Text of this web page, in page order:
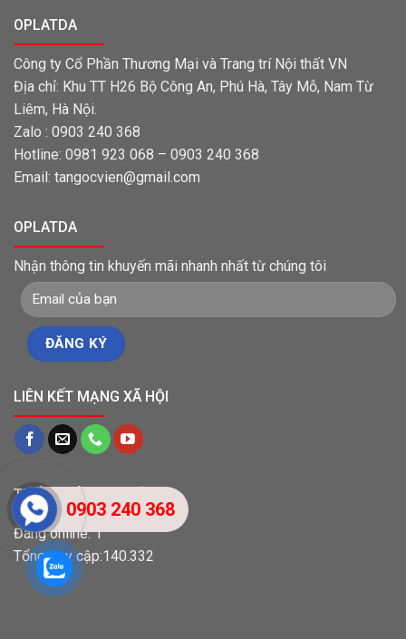
OPLATDA
Công ty Cổ Phần Thương Mại và Trang trí Nội thất VN
Địa chỉ: Khu TT H26 Bộ Công An, Phú Hà, Tây Mỗ, Nam Từ
Liêm, Hà Nội.
Zalo : 0903 240 368
Hotline: 0981 923 068 – 0903 240 368
Email: tangocvien@gmail.com
OPLATDA
Nhận thông tin khuyến mãi nhanh nhất từ chúng tôi
LIÊN KẾT MẠNG XÃ HỘI
THỐNG KÊ TRUY CẬP
Đang online: 1
Tổng truy cập:140.332
0903 240 368